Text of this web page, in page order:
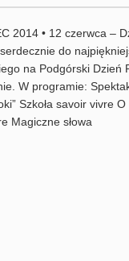
2014 • 12 czerwca –
do
na Podgórski Dzień
W programie:
Szkoła savoir vivre
Magiczne słowa